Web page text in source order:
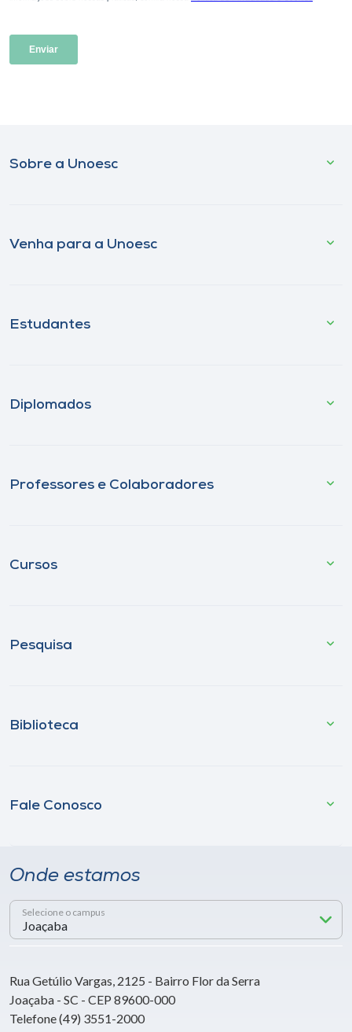
Sobre a Unoesc
Venha para a Unoesc
Estudantes
Diplomados
Professores e Colaboradores
Cursos
Pesquisa
Biblioteca
Fale Conosco
Onde estamos
Selecione o campus
Rua Getúlio Vargas, 2125 - Bairro Flor da Serra
Joaçaba - SC - CEP 89600-000
Telefone (49) 3551-2000